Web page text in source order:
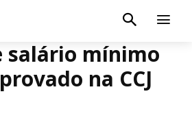
salário mínimo
na CCJ